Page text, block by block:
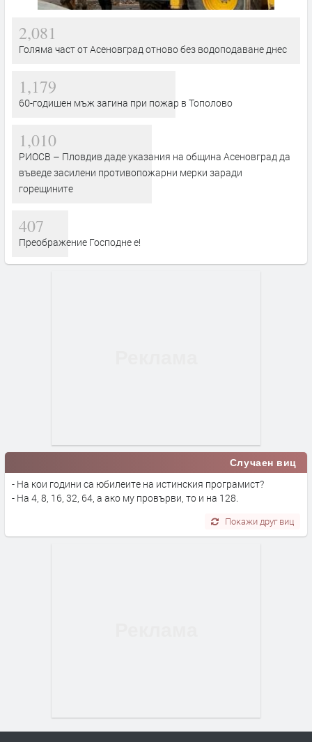
2,081
Голяма част от Асеновград отново без водоподаване днес
1,179
60-годишен мъж загина при пожар в Тополово
1,010
РИОСВ – Пловдив даде указания на община Асеновград да
въведе засилени противопожарни мерки заради
горещините
407
Преображение Господне е!
Случаен виц
- На кои години са юбилеите на истинския програмист?
- На 4, 8, 16, 32, 64, а ако му провърви, то и на 128.
Покажи друг виц